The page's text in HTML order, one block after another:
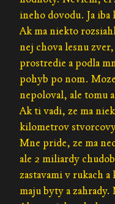
ineho dovodu. Ja
Ak ma niekto
nej chova lesnu
prostredie a podla
pohyb po nom.
nepoloval, ale tomu
Ak ti vadi, ze ma
kilometrov
Mne pride, ze ma
ale 2 miliardy
zastavami v rukach
maju byty a